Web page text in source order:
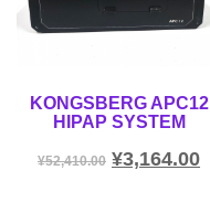
KONGSBERG APC12
HIPAP SYSTEM
¥52,410.00 ¥3,164.00